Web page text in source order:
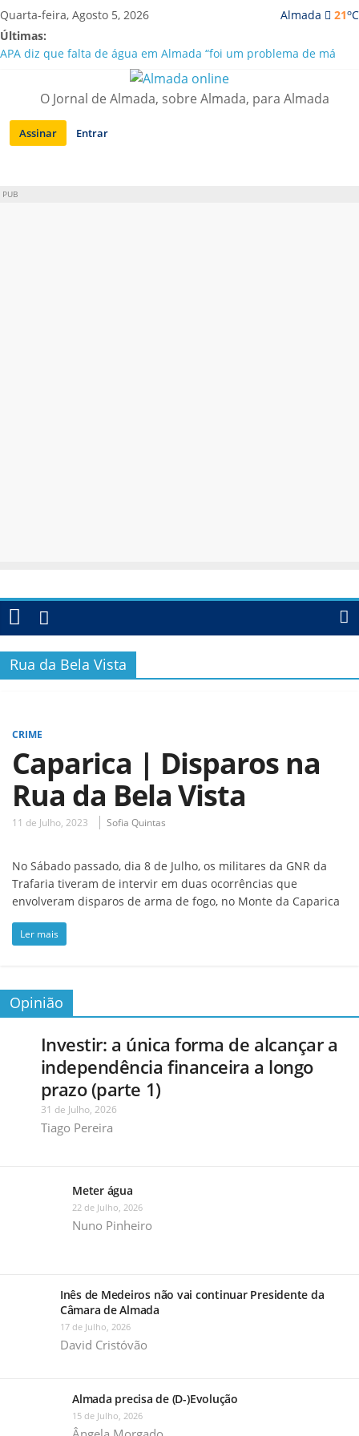
Saltar
para
conteúdo
Almada 21oC
Quarta-feira, Agosto 5, 2026
Últimas:
APA diz que falta de água em Almada “foi um problema de má
Laranjeiro | Cultura pop asiática invade a Casa Amarela
Ponte 25 de Abril celebra 60 anos com programa cultural entre
Lisboa e Almada
Situação de alerta em Almada renovada até final de Agosto
O Jornal de Almada, sobre Almada, para Almada
Assinar Entrar
PUB
Rua da Bela Vista
CRIME
Caparica | Disparos na
Rua da Bela Vista
11 de Julho, 2023 Sofia Quintas
No Sábado passado, dia 8 de Julho, os militares da GNR da
Trafaria tiveram de intervir em duas ocorrências que
envolveram disparos de arma de fogo, no Monte da Caparica
Ler mais
Opinião
Investir: a única forma de alcançar a
independência financeira a longo
prazo (parte 1)
31 de Julho, 2026
Tiago Pereira
Meter água
22 de Julho, 2026
Nuno Pinheiro
Inês de Medeiros não vai continuar Presidente da
Câmara de Almada
17 de Julho, 2026
David Cristóvão
Almada precisa de (D-)Evolução
15 de Julho, 2026